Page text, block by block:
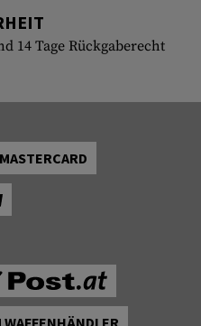
14 Tage Rückgaberecht
MASTERCARD